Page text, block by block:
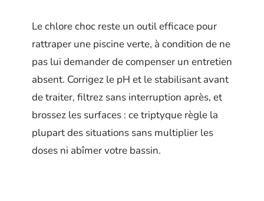
Le chlore choc reste un outil efficace pour
rattraper une piscine verte, à condition de ne
pas lui demander de compenser un entretien
absent. Corrigez le pH et le stabilisant avant
de traiter, filtrez sans interruption après, et
brossez les surfaces : ce triptyque règle la
plupart des situations sans multiplier les
doses ni abîmer votre bassin.